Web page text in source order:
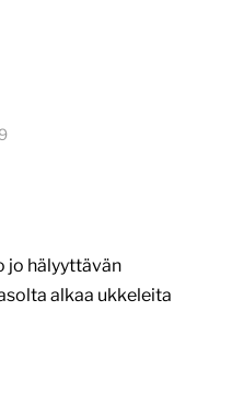
jo hälyyttävän
alkaa ukkeleita